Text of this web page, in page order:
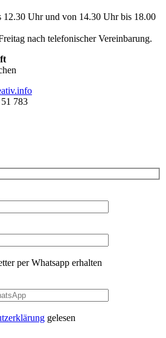
12.30 Uhr und von 14.30 Uhr bis 18.00
nach telefonischer Vereinbarung.
783
per Whatsapp erhalten
gelesen